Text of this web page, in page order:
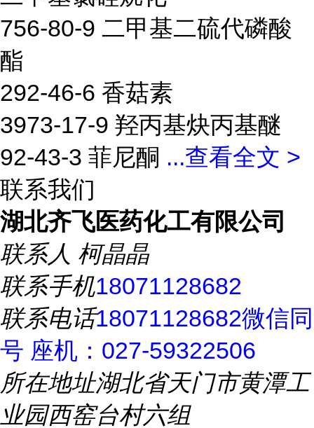
756-80-9 二甲基二硫代磷酸
酯
292-46-6 香菇素
3973-17-9 羟丙基炔丙基醚
92-43-3 菲尼酮 ...查看全文 >
联系我们
湖北齐飞医药化工有限公司
联系人 柯晶晶
联系手机18071128682
联系电话18071128682微信同
号 座机：027-59322506
所在地址湖北省天门市黄潭工
业园西窑台村六组